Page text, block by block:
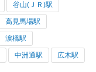
谷山(ＪＲ)駅
高見馬場駅
涙橋駅
中洲通駅 広木駅